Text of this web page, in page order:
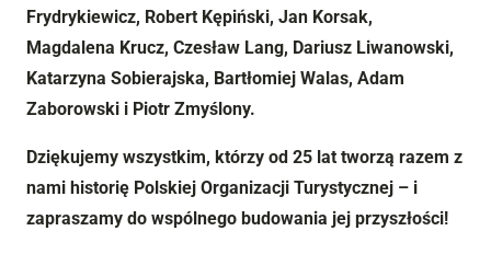
Frydrykiewicz, Robert Kępiński, Jan Korsak,
Magdalena Krucz, Czesław Lang, Dariusz Liwanowski,
Katarzyna Sobierajska, Bartłomiej Walas, Adam
Zaborowski i Piotr Zmyślony.
Dziękujemy wszystkim, którzy od 25 lat tworzą razem z
nami historię Polskiej Organizacji Turystycznej – i
zapraszamy do wspólnego budowania jej przyszłości!